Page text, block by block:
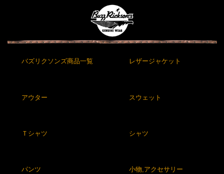
バズリクソンズ商品一覧 レザージャケット
アウター スウェット
Ｔシャツ シャツ
パンツ 小物,アクセサリー